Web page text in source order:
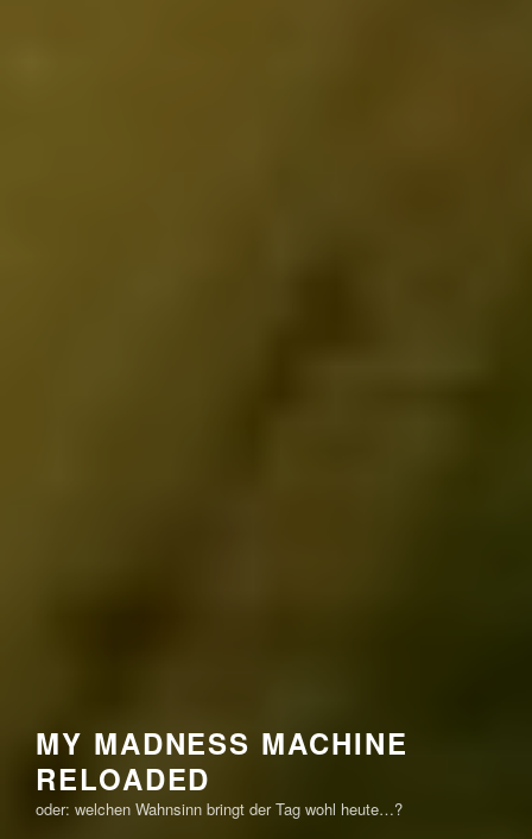
MY MADNESS MACHINE
RELOADED
oder: welchen Wahnsinn bringt der Tag wohl heute…?